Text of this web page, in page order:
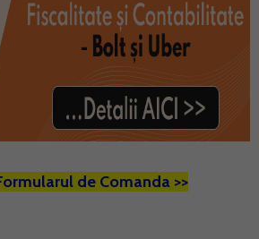
de Comanda >>